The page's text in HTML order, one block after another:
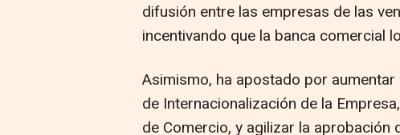
difusión entre las empresas de las
incentivando que la banca comercial
Asimismo, ha apostado por
de Internacionalización de la
de Comercio, y agilizar la